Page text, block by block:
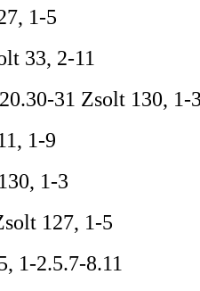
1-5
33, 2-11
31 Zsolt 130, 1-
1-9
1-3
127, 1-5
1-2.5.7-8.11